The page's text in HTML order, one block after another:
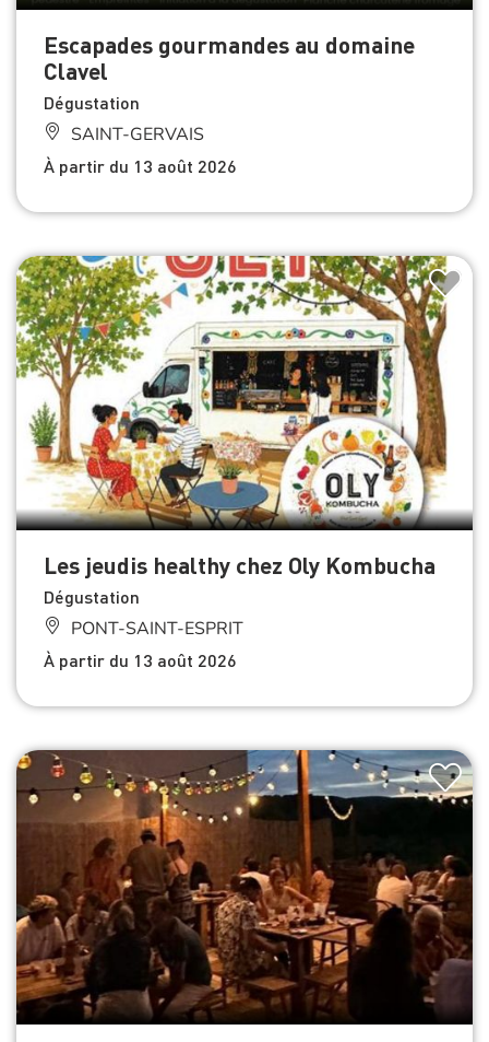
Escapades gourmandes au domaine
Clavel
Dégustation
SAINT-GERVAIS
À partir du 13 août 2026
Les jeudis healthy chez Oly Kombucha
Dégustation
PONT-SAINT-ESPRIT
À partir du 13 août 2026